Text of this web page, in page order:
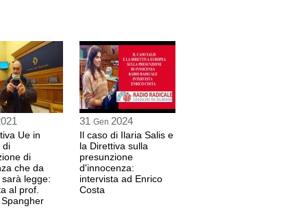
al Senato della Repubblica(FORZA ITALIA)
sec
dei Deputati(FORZA ITALIA)
sec
Ue in
di
di
che da
legge:
al prof.
31 Gen 2024
Il caso di Ilaria Salis e
la Direttiva sulla
presunzione
d'innocenza:
intervista ad Enrico
Costa